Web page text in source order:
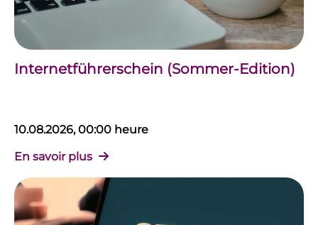
Internetführerschein (Sommer-Edition)
10.08.2026, 00:00 heure
En savoir plus